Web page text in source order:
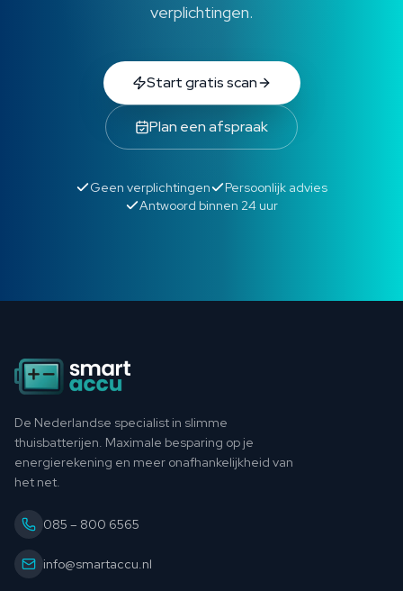
verplichtingen.
Start gratis scan
Plan een afspraak
Geen verplichtingen
Persoonlijk advies
Antwoord binnen 24 uur
Footer
De Nederlandse specialist in slimme
thuisbatterijen. Maximale besparing op je
energierekening en meer onafhankelijkheid van
het net.
085 – 800 6565
info@smartaccu.nl